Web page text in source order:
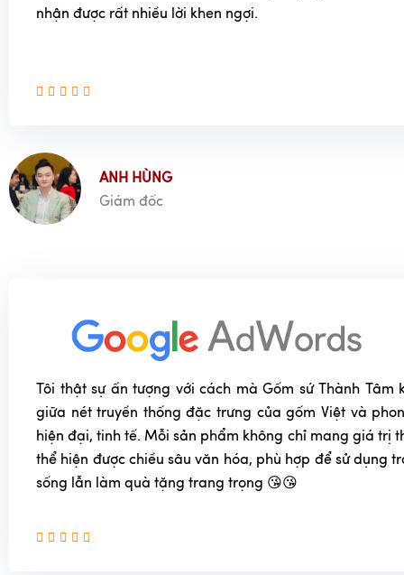
nhận được rất nhiều lời khen ngợi.
ANH HÙNG
Giám đốc
Tôi thật sự ấn tượng với cách mà Gốm sứ Thành Tâm
giữa nét truyền thống đặc trưng của gốm Việt và
hiện đại, tinh tế. Mỗi sản phẩm không chỉ mang giá trị
thể hiện được chiều sâu văn hóa, phù hợp để sử dụng
sống lẫn làm quà tặng trang trọng 😘😘